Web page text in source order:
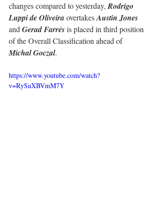
changes compared to yesterday, Rodrigo
Luppi de Oliveira overtakes Austin Jones
and Gerad Farrés is placed in third position
of the Overall Classification ahead of
Michal Goczal.
https://www.youtube.com/watch?
v=RySuXBVmM7Y